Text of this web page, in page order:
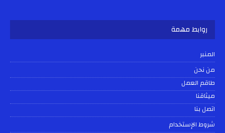
روابط مهمة
المنبر
من نحن
طاقم العمل
ميثاقنا
اتصل بنا
شروط الإستخدام